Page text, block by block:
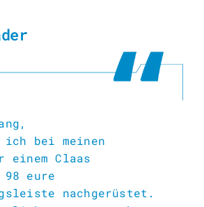
ich bei meinen
einem Claas
98 eure
nachgerüstet.